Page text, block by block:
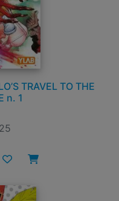
TRAVEL TO THE
n. 1